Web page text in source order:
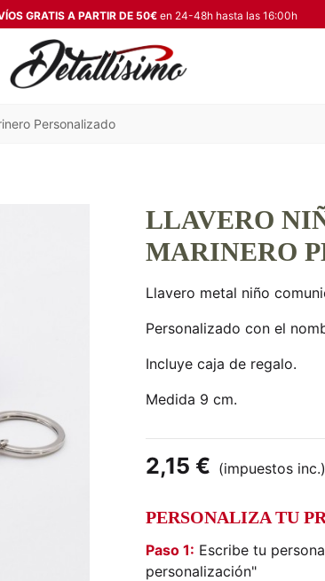
GRATIS A PARTIR DE 50€en 24-48h hasta las 16:00h
Personalizado
LLAVERO
MARINERO
Llavero metal niño
Personalizado con el
Incluye caja de regalo.
Medida 9 cm.
2,15 € (impuestos inc.)
PERSONALIZA TU
Paso 1: Escribe tu
personalización"